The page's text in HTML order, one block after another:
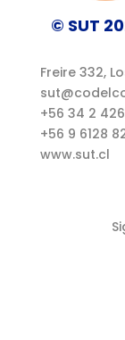
© SUT
Freire 332,
+56 34 2
+56 9 6128
www.sut.cl